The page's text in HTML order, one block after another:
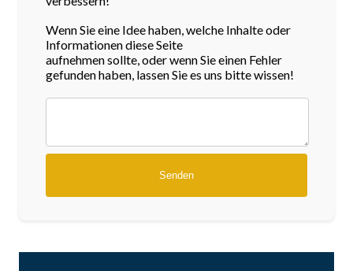
Wenn Sie eine Idee haben, welche Inhalte oder
Informationen diese Seite
aufnehmen sollte, oder wenn Sie einen Fehler
gefunden haben, lassen Sie es uns bitte wissen!